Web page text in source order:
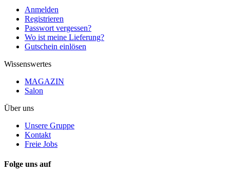
Anmelden
Registrieren
Passwort vergessen?
Wo ist meine Lieferung?
Gutschein einlösen
Wissenswertes
MAGAZIN
Salon
Über uns
Unsere Gruppe
Kontakt
Freie Jobs
Folge uns auf